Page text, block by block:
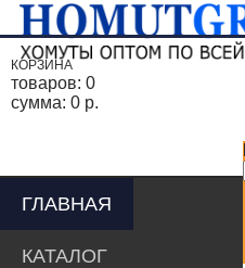
КОРЗИНА
товаров: 0
сумма: 0 р.
ГЛАВНАЯ
КАТАЛОГ